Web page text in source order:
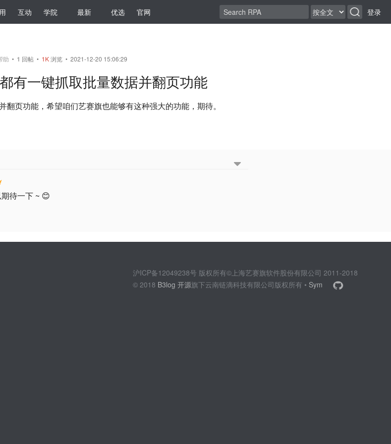
互动 学院 最新 优选 官网 登录
助 • 1 回帖 • 1K浏览 • 2021-12-20 15:06:29
有一键抓取批量数据并翻页功能
页功能，希望咱们艺赛旗也能够有这种强大的功能，期待。
待一下 ~ 😊
沪ICP备12049238号 版权所有©上海艺赛旗软件股份有限公司 2011-2018
© 2018 B3log 开源旗下云南链滴科技有限公司版权所有 • Sym